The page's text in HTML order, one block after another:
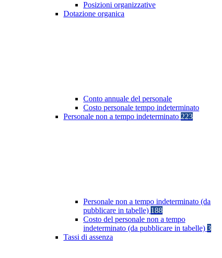
Posizioni organizzative
Dotazione organica
Conto annuale del personale
Costo personale tempo indeterminato
Personale non a tempo indeterminato 223
Personale non a tempo indeterminato (da
pubblicare in tabelle) 188
Costo del personale non a tempo
indeterminato (da pubblicare in tabelle) 3
Tassi di assenza